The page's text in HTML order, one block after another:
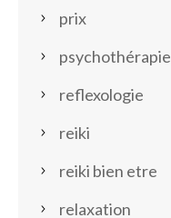
prix
psychothérapie
reflexologie
reiki
reiki bien etre
relaxation